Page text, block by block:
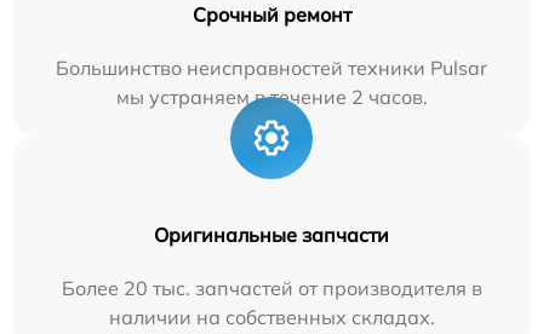
Срочный ремонт
Большинство неисправностей техники Pulsar
мы устраняем в течение 2 часов.
Оригинальные запчасти
Более 20 тыс. запчастей от производителя в
наличии на собственных складах.